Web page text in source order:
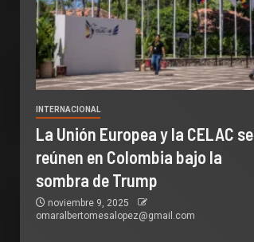
INTERNACIONAL
La Unión Europea y la CELAC se
reúnen en Colombia bajo la
sombra de Trump
noviembre 9, 2025
omaralbertomesalopez@gmail.com